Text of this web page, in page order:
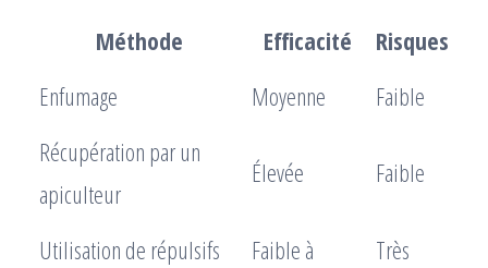
Méthode Efficacité
Risques
Enfumage
Moyenne
Faible
Récupération par un
apiculteur
Élevée Faible
Utilisation de répulsifs
Faible à
Très